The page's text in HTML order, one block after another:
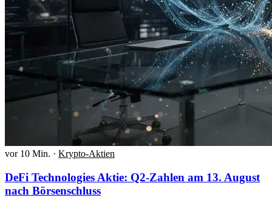
vor 10 Min. · Krypto-Aktien
DeFi Technologies Aktie: Q2-Zahlen am 13. August
nach Börsenschluss